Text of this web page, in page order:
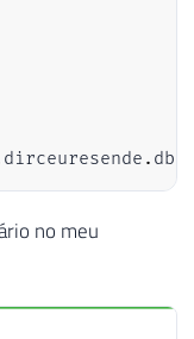
dirceuresende . dbo
no meu